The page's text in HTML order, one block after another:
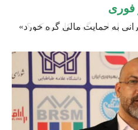
فوری
به حمایت مالی گره خورد»